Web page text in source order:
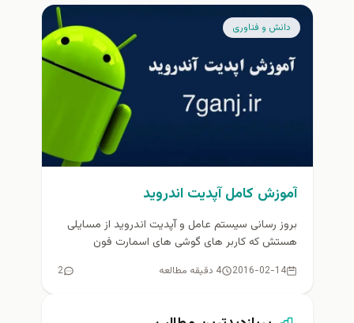
دانش و فناوری
آموزش کامل آپدیت اندروید
بروز رسانی سیستم عامل و آپدیت اندروید از مسایلی
هستش که کاربر های گوشی های اسمارت فون
2016-02-14 4 دقیقه مطالعه 2